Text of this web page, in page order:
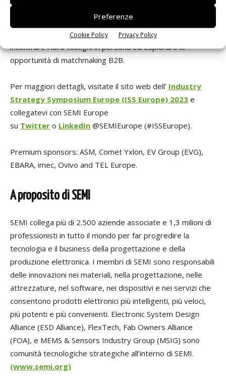
Preferenze
Cookie Policy Privacy Policy
ricevimento di benvenuto il 15 febbraio all’
, pranzi e pause caffè e una cena di gala esclusiva all’
, per permettere ai partecipanti di
incontrare i loro colleghi in persona ed esplorare le
opportunità di matchmaking B2B.
Per maggiori dettagli, visitate il sito web dell’ Industry
Strategy Symposium Europe (ISS Europe) 2023 e
collegatevi con SEMI Europe
su Twitter o LinkedIn @SEMIEurope (#ISSEurope).
Premium sponsors: ASM, Comet Yxlon, EV Group (EVG),
EBARA, imec, Ovivo and TEL Europe.
A proposito di SEMI
SEMI collega più di 2.500 aziende associate e 1,3 milioni di
professionisti in tutto il mondo per far progredire la
tecnologia e il business della progettazione e della
produzione elettronica. I membri di SEMI sono responsabili
delle innovazioni nei materiali, nella progettazione, nelle
attrezzature, nel software, nei dispositivi e nei servizi che
consentono prodotti elettronici più intelligenti, più veloci,
più potenti e più convenienti. Electronic System Design
Alliance (ESD Alliance), FlexTech, Fab Owners Alliance
(FOA), e MEMS & Sensors Industry Group (MSIG) sono
comunità tecnologiche strategiche all’interno di SEMI.
(www.semi.org)